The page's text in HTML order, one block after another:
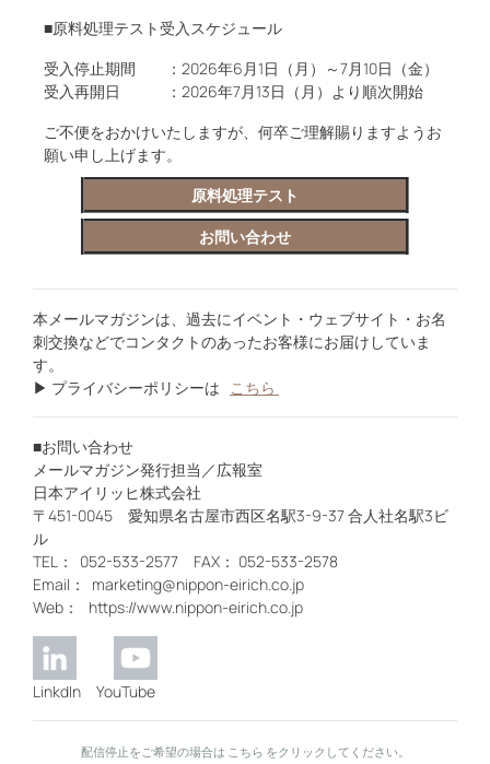
■原料処理テスト受入スケジュール
受入停止期間 ：2026年6月1日（月）～7月10日（金）
受入再開日 ：2026年7月13日（月）より順次開始
ご不便をおかけいたしますが、何卒ご理解賜りますようお
願い申し上げます。
原料処理テスト
お問い合わせ
本メールマガジンは、過去にイベント・ウェブサイト・お名
刺交換などでコンタクトのあったお客様にお届けしていま
す。
▶ プライバシーポリシーは
こちら
■お問い合わせ
メールマガジン発行担当／広報室
日本アイリッヒ株式会社
〒451-0045 愛知県名古屋市西区名駅3-9-37 合人社名駅3ビ
ル
TEL： 052-533-2577 FAX： 052-533-2578
Email： marketing@nippon-eirich.co.jp
Web： https://www.nippon-eirich.co.jp
LinkdIn YouTube
配信停止をご希望の場合は こちら をクリックしてください。